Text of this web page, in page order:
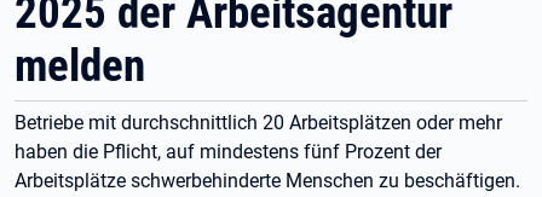
2025 der Arbeitsagentur
melden
Betriebe mit durchschnittlich 20 Arbeitsplätzen oder mehr
haben die Pflicht, auf mindestens fünf Prozent der
Arbeitsplätze schwerbehinderte Menschen zu beschäftigen.